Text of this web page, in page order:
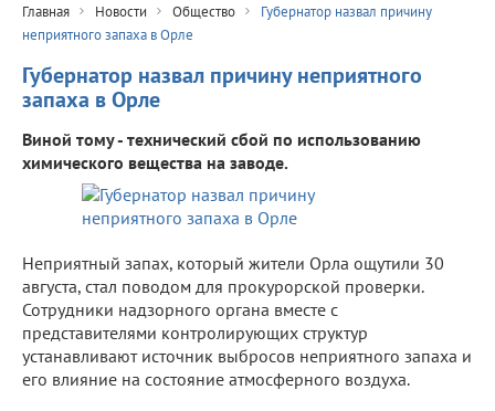
Главная Новости Общество
Губернатор назвал причину
неприятного запаха в Орле
Губернатор назвал причину неприятного
запаха в Орле
Виной тому - технический сбой по использованию
химического вещества на заводе.
Неприятный запах, который жители Орла ощутили 30
августа, стал поводом для прокурорской проверки.
Сотрудники надзорного органа вместе с
представителями контролирующих структур
устанавливают источник выбросов неприятного запаха и
его влияние на состояние атмосферного воздуха.